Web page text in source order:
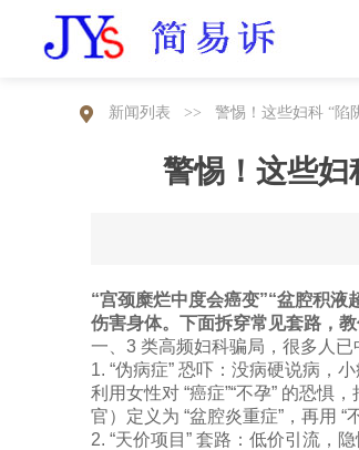
新闻列表 >> 警惕！这些妇科 “陷
警惕！这些妇
“宫颈糜烂中度会癌变”“盆腔积
伤害身体。下面拆穿常见套路，教
一、3 类高频妇科骗局，很多人已
1. “伪病症” 恐吓：没病硬说病，
利用女性对 “癌症”“不孕” 的恐惧
官）定义为 “盆腔炎重症”，再用 “
2. “天价项目” 套路：低价引流，